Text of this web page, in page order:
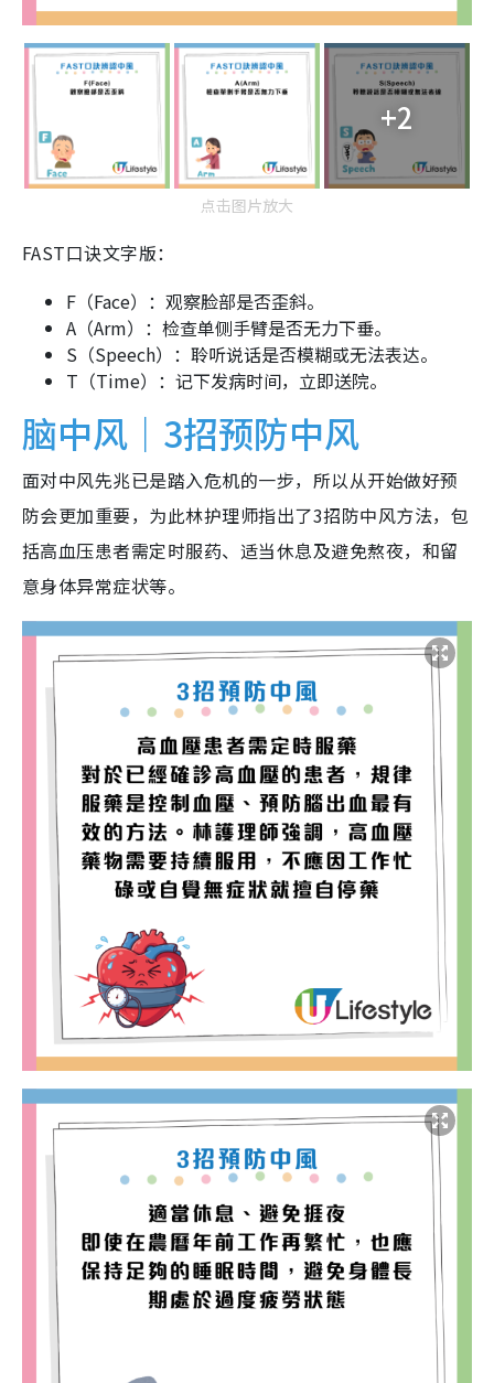
+2
点击图片放大
FAST口诀文字版：
F（Face）：观察脸部是否歪斜。
A（Arm）：检查单侧手臂是否无力下垂。
S（Speech）：聆听说话是否模糊或无法表达。
T（Time）：记下发病时间，立即送院。
脑中风｜3招预防中风
面对中风先兆已是踏入危机的一步，所以从开始做好预
防会更加重要，为此林护理师指出了3招防中风方法，包
括高血压患者需定时服药、适当休息及避免熬夜，和留
意身体异常症状等。